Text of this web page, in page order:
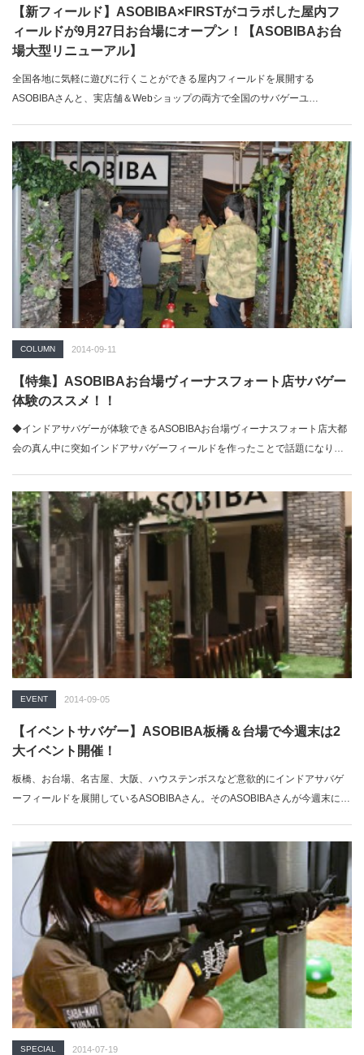
【新フィールド】ASOBIBA×FIRSTがコラボした屋内フ
ィールドが9月27日お台場にオープン！【ASOBIBAお台
場大型リニューアル】
全国各地に気軽に遊びに行くことができる屋内フィールドを展開する
ASOBIBAさんと、実店舗＆Webショップの両方で全国のサバゲーユ…
COLUMN 2014-09-11
【特集】ASOBIBAお台場ヴィーナスフォート店サバゲー
体験のススメ！！
◆インドアサバゲーが体験できるASOBIBAお台場ヴィーナスフォート店大都
会の真ん中に突如インドアサバゲーフィールドを作ったことで話題になり、
EVENT 2014-09-05
【イベントサバゲー】ASOBIBA板橋＆台場で今週末は2
大イベント開催！
板橋、お台場、名古屋、大阪、ハウステンボスなど意欲的にインドアサバゲ
ーフィールドを展開しているASOBIBAさん。そのASOBIBAさんが今週末に…
SPECIAL 2014-07-19